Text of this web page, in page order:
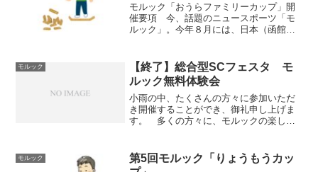
モルック「おうらファミリーカップ」開
催要項 今、話題のニュースポーツ「モ
ルック」。今年８月には、日本（函館）
が開催されています。 この度、邑楽町
の「鶉古城（うずらこじょ...
モルック
【終了】総合型SCフェスタ モ
ルック無料体験会
小雨の中、たくさんの方々に参加いただ
き開催することができ、御礼申し上げま
す。 多くの方々に、モルックの楽しさ
前申込は不要で、３０分程度で体験でき
ます。（小・中学生でも参...
モルック
第5回モルック「りょうもうカッ